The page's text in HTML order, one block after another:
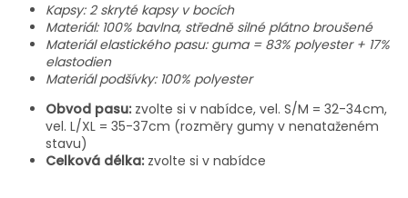
Kapsy: 2 skryté kapsy v bocích
Materiál: 100% bavlna, středně silné plátno broušené
Materiál elastického pasu: guma = 83% polyester + 17%
elastodien
Materiál podšívky: 100% polyester
Obvod pasu: zvolte si v nabídce, vel. S/M = 32-34cm,
vel. L/XL = 35-37cm (rozměry gumy v nenataženém
stavu)
Celková délka: zvolte si v nabídce